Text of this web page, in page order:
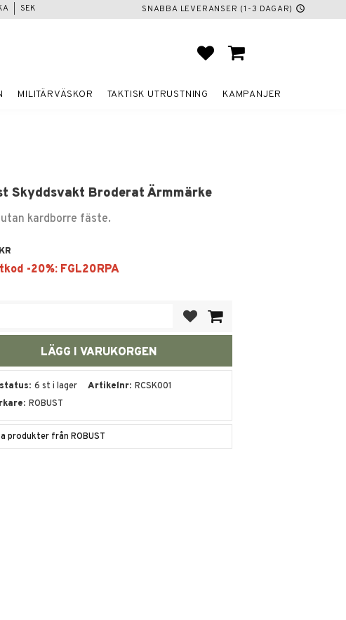
SNABBA LEVERANSER (1-3 DAGAR) schedule
SEK
FAVORITER
KUNDVAGN
MILITÄRVÄSKOR TAKTISK UTRUSTNING KAMPANJER
Skyddsvakt Broderat Ärmmärke
kardborre fäste.
KR
6 st i lager Artikelnr RCSK001
ROBUST
produkter från ROBUST